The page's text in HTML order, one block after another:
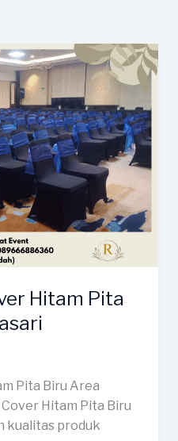
Hitam Pita
Pita Biru Area
Hitam Pita Biru
kualitas produk